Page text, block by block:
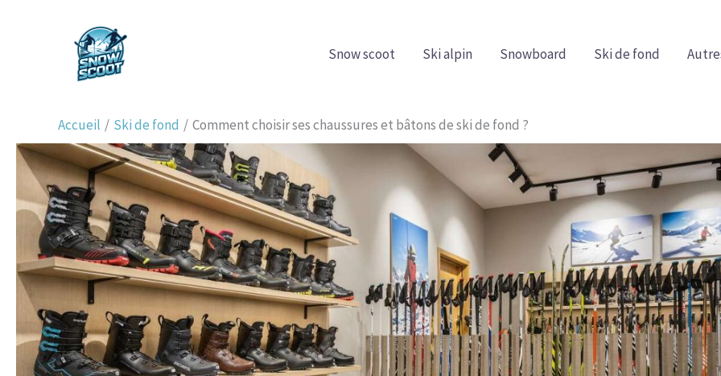
Snow scoot Ski alpin Snowboard Ski de fond
Accueil Ski de fond Comment choisir ses chaussures et bâtons de ski de fond ?